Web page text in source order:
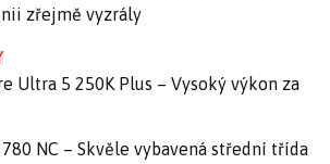
zřejmě vyzrály
Ultra 5 250K Plus – Vysoký výkon za
780 NC – Skvěle vybavená střední třída